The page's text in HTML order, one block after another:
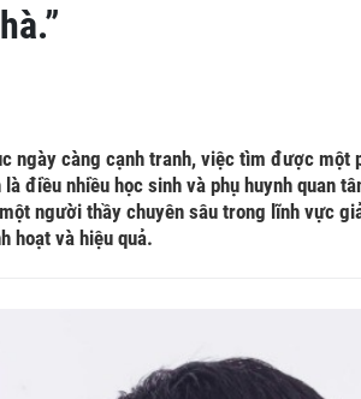
ngày càng cạnh tranh, việc tìm được một
điều nhiều học sinh và phụ huynh quan
người thầy chuyên sâu trong lĩnh vực
hoạt và hiệu quả.